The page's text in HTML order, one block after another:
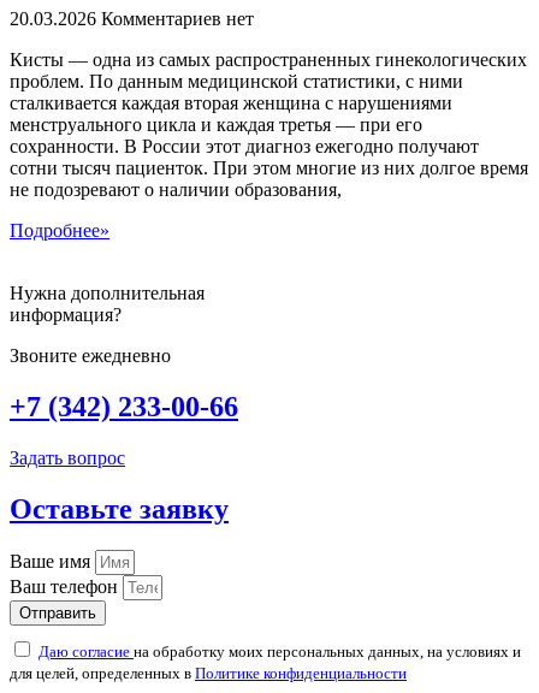
20.03.2026 Комментариев нет
Кисты — одна из самых распространенных гинекологических
проблем. По данным медицинской статистики, с ними
сталкивается каждая вторая женщина с нарушениями
менструального цикла и каждая третья — при его
сохранности. В России этот диагноз ежегодно получают
сотни тысяч пациенток. При этом многие из них долгое время
не подозревают о наличии образования,
Подробнее»
Нужна дополнительная
информация?
Звоните ежедневно
+7 (342) 233-00-66
Задать вопрос
Оставьте заявку
Ваше имя
Ваш телефон
Даю согласие на обработку моих персональных данных, на условиях и
для целей, определенных в Политике конфиденциальности
Отправить